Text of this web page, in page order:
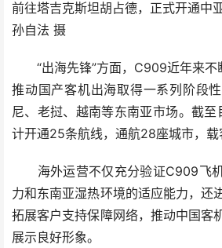
前往塔吉克斯坦胡占德，正式开通中
孙自法 摄
“出海先锋”方面，C909近年来不断
推动国产客机出海取得一系列阶段
尼、老挝、越南等东南亚市场。截
计开通25条航线，通航28座城市，载
海外运营不仅充分验证C909飞机
力和东南亚湿热环境的适应能力，还
拓展客户支持保障网络，推动中国客
展示良好形象。